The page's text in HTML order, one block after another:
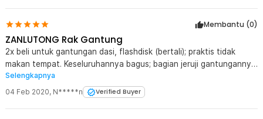
Membantu (0)
ZANLUTONG Rak Gantung
2x beli untuk gantungan dasi, flashdisk (bertali); praktis tidak
makan tempat. Keseluruhannya bagus; bagian jeruji gantungannya
saja ada yang kurang rapi karena tidak lurus, mungkin pas proses
ngelasnya tidak diluruskan dulu.
Selengkapnya
04 Feb 2020, N*****n Verified Buyer